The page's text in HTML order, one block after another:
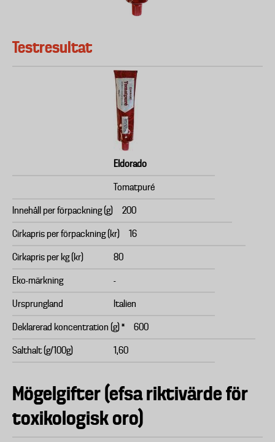
Testresultat
Eldorado
Tomatpuré
Innehåll per förpackning (g) 200
Cirkapris per förpackning (kr) 16
Cirkapris per kg (kr) 80
Eko-märkning -
Ursprungland Italien
Deklarerad koncentration (g) * 600
Salthalt (g/100g) 1,60
Mögelgifter (efsa riktivärde för
toxikologisk oro)